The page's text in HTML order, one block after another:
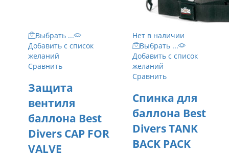
Выбрать ...
Добавить с список
желаний
Сравнить
Защита
вентиля
баллона Best
Divers CAP FOR
VALVE
Нет в наличии
Выбрать ...
Добавить с список
желаний
Сравнить
Спинка для
баллона Best
Divers TANK
BACK PACK